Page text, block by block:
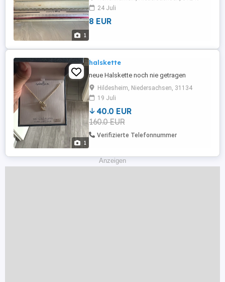
1
Versand gegen Erstattung der
Portokosten möglich Privatverkauf, keine
Garantie, keine Rücknahme
24 Juli
8 EUR
1
halskette
neue Halskette noch nie getragen
Hildesheim, Niedersachsen, 31134
19 Juli
40.0 EUR
160.0 EUR
Verifizierte Telefonnummer
Anzeigen